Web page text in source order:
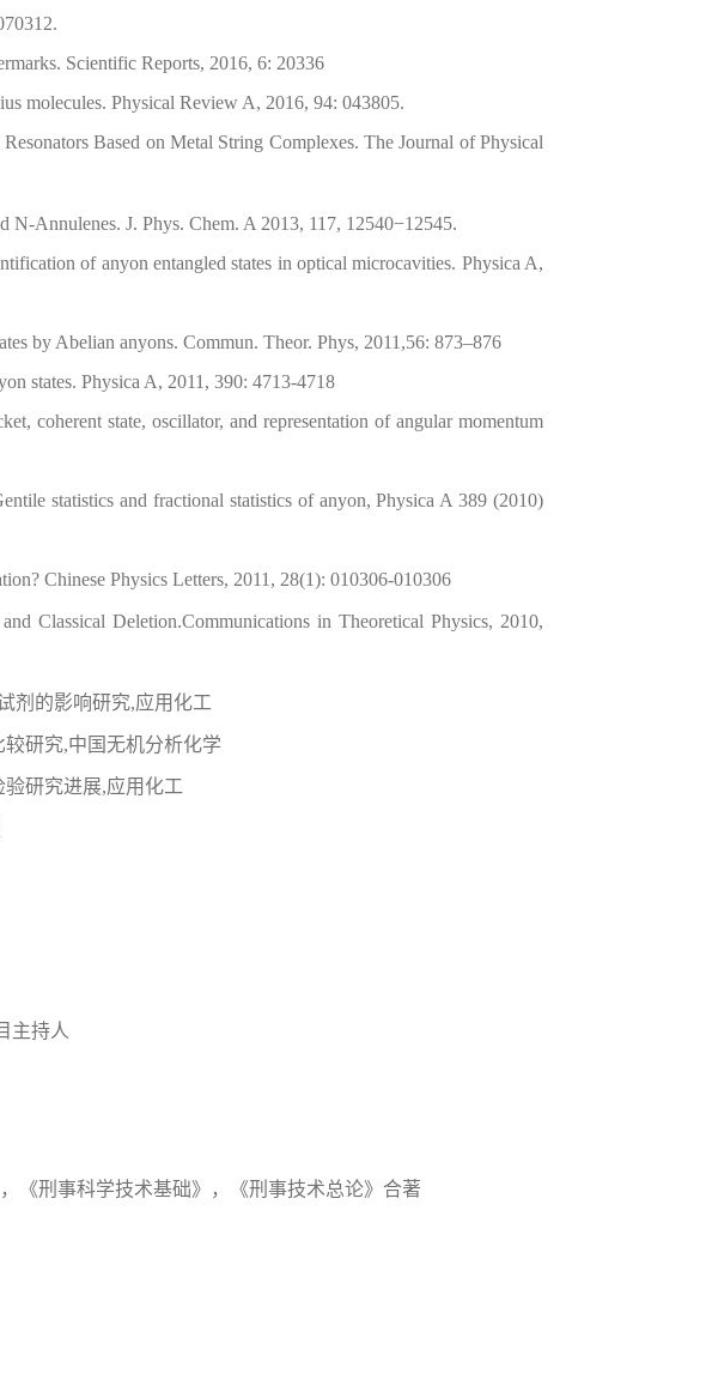
Scientific Reports, 2016, 6: 20336
molecules. Physical Review A, 2016, 94: 043805.
Based on Metal String Complexes. The Journal of Physical
N-Annulenes. J. Phys. Chem. A 2013, 117, 12540−12545.
of anyon entangled states in optical microcavities. Physica A,
by Abelian anyons. Commun. Theor. Phys, 2011,56: 873–876
states. Physica A, 2011, 390: 4713-4718
coherent state, oscillator, and representation of angular momentum
statistics and fractional statistics of anyon, Physica A 389 (2010)
Chinese Physics Letters, 2011, 28(1): 010306-010306
Classical Deletion.Communications in Theoretical Physics, 2010,
剂的影响研究,应用化工
研究,中国无机分析化学
研究进展,应用化工
主持人
《刑事科学技术基础》，《刑事技术总论》合著